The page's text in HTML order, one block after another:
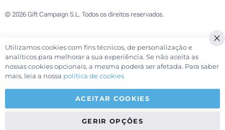
© 2026 Gift Campaign S.L. Todos os direitos reservados.
Utilizamos cookies com fins técnicos, de personalização e
analíticos para melhorar a sua experiência. Se não aceita as
nossas cookies opcionais, a mesma poderá ser afetada. Para saber
mais, leia a nossa política de cookies
ACEITAR COOKIES
GERIR OPÇÕES